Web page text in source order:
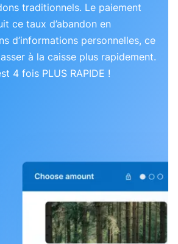
traditionnels. Le paiement
ce taux d’abandon en
d’informations personnelles, ce
à la caisse plus rapidement.
4 fois PLUS RAPIDE !